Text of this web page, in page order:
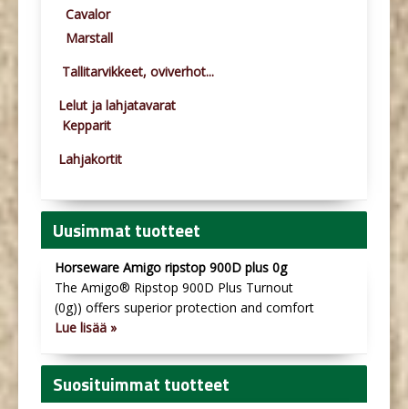
Cavalor
Marstall
Tallitarvikkeet, oviverhot...
Lelut ja lahjatavarat
Kepparit
Lahjakortit
Uusimmat tuotteet
Horseware Amigo ripstop 900D plus 0g
The Amigo® Ripstop 900D Plus Turnout
(0g)) offers superior protection and comfort
Lue lisää »
Suosituimmat tuotteet